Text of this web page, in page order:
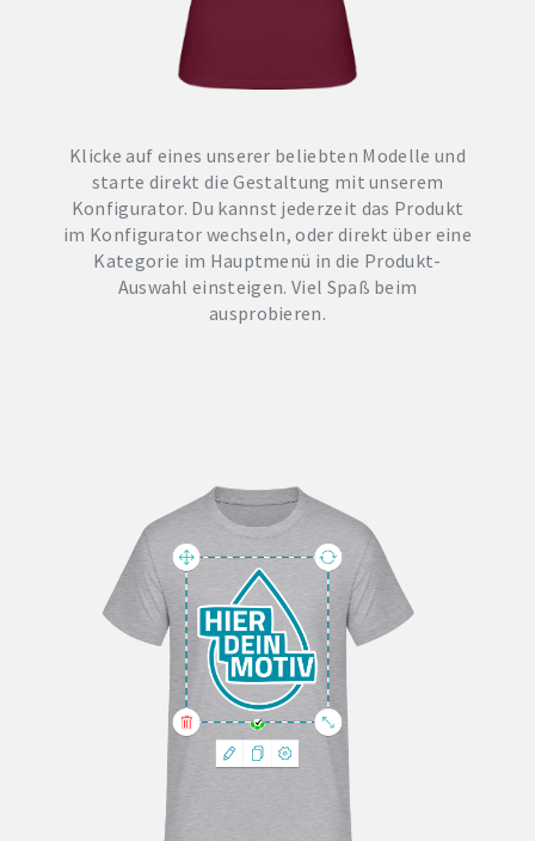
Klicke auf eines unserer beliebten Modelle und
starte direkt die Gestaltung mit unserem
Konfigurator. Du kannst jederzeit das Produkt
im Konfigurator wechseln, oder direkt über eine
Kategorie im Hauptmenü in die Produkt-
Auswahl einsteigen. Viel Spaß beim
ausprobieren.